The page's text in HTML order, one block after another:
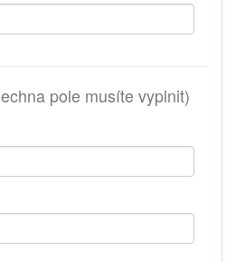
pole musíte vyplnit)